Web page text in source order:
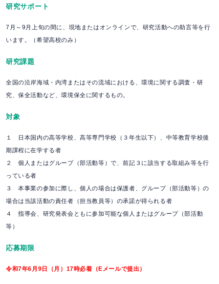
研究サポート
7月～9月上旬の間に、現地またはオンラインで、研究活動への助言等を行
います。（希望高校のみ）
研究課題
全国の沿岸海域・内湾またはその流域における、環境に関する調査・研
究、保全活動など、環境保全に関するもの。
対象
１ 日本国内の高等学校、高等専門学校（３年生以下）、中等教育学校後
期課程に在学する者
２ 個人またはグループ（部活動等）で、前記３に該当する取組み等を行
っている者
３ 本事業の参加に際し、個人の場合は保護者、グループ（部活動等）の
場合は当該活動の責任者（担当教員等）の承諾が得られる者
４ 指導会、研究発表会ともに参加可能な個人またはグループ（部活動
等）
応募期限
令和7年6月9日（月）17時必着（Eメールで提出）